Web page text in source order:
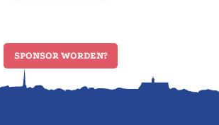
SPONSOR WORDEN?